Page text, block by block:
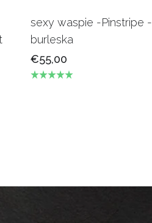
sexy waspie -Pinstripe -
burleska
€55,00